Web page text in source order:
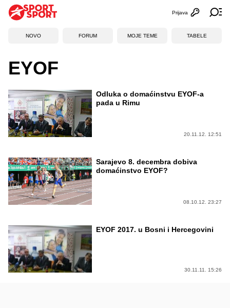
Otvori
Prijava
NOVO FORUM MOJE TEME TABELE
EYOF
Odluka o domaćinstvu EYOF-a
pada u Rimu
20.11.12. 12:51
Sarajevo 8. decembra dobiva
domaćinstvo EYOF?
08.10.12. 23:27
EYOF 2017. u Bosni i Hercegovini
30.11.11. 15:26